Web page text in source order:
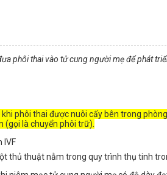
phôi thai vào tử cung người mẹ để phát
phôi thai được nuôi cấy bên trong
(gọi là chuyển phôi trữ).
thủ thuật nằm trong quy trình thụ tinh